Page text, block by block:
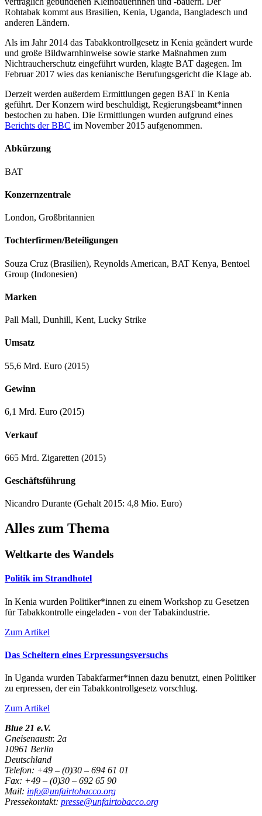
Rohtabak kommt aus Brasilien, Kenia, Uganda, Bangladesch und
anderen Ländern.
Als im Jahr 2014 das Tabakkontrollgesetz in Kenia geändert wurde
und große Bildwarnhinweise sowie starke Maßnahmen zum
Nichtraucherschutz eingeführt wurden, klagte BAT dagegen. Im
Februar 2017 wies das kenianische Berufungsgericht die Klage ab.
Derzeit werden außerdem Ermittlungen gegen BAT in Kenia
geführt. Der Konzern wird beschuldigt, Regierungsbeamt*innen
bestochen zu haben. Die Ermittlungen wurden aufgrund eines
Berichts der BBC im November 2015 aufgenommen.
Abkürzung
BAT
Konzernzentrale
London, Großbritannien
Tochterfirmen/Beteiligungen
Souza Cruz (Brasilien), Reynolds American, BAT Kenya, Bentoel
Group (Indonesien)
Marken
Pall Mall, Dunhill, Kent, Lucky Strike
Umsatz
55,6 Mrd. Euro (2015)
Gewinn
6,1 Mrd. Euro (2015)
Verkauf
665 Mrd. Zigaretten (2015)
Geschäftsführung
Nicandro Durante (Gehalt 2015: 4,8 Mio. Euro)
Alles zum Thema
Weltkarte des Wandels
Politik im Strandhotel
In Kenia wurden Politiker*innen zu einem Workshop zu Gesetzen
für Tabakkontrolle eingeladen - von der Tabakindustrie.
Zum Artikel
Das Scheitern eines Erpressungsversuchs
In Uganda wurden Tabakfarmer*innen dazu benutzt, einen Politiker
zu erpressen, der ein Tabakkontrollgesetz vorschlug.
Zum Artikel
Blue 21 e.V.
Gneisenaustr. 2a
10961 Berlin
Deutschland
Telefon: +49 – (0)30 – 694 61 01
Fax: +49 – (0)30 – 692 65 90
Mail: info@unfairtobacco.org
Pressekontakt: presse@unfairtobacco.org